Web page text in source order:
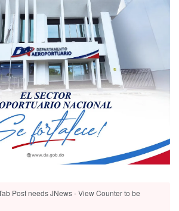
Post needs JNews - View Counter to be